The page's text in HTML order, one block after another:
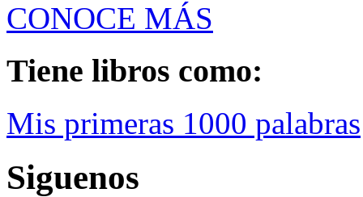
CONOCE MÁS
Tiene libros como:
Mis primeras 1000 palabras
Siguenos